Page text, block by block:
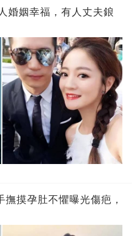
婚姻幸福，有人丈夫鋃
摸孕肚不懼曝光傷疤，